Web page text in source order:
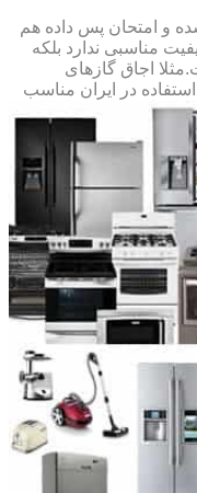
و امتحان پس داده هم
مناسبی ندارد بلکه
اجاق گازهای
در ایران مناسب